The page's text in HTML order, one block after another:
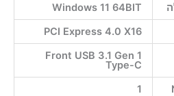
Windows 11 64BIT
PCI Express 4.0 X16
Front USB 3.1 Gen 1
Type-C
1